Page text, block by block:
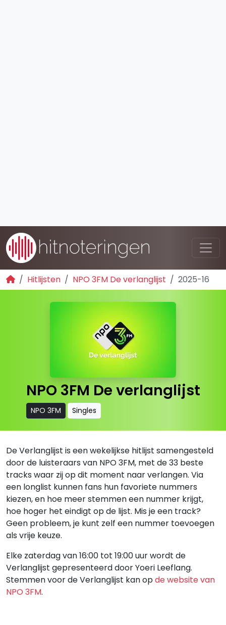
Hitlijsten NPO 3FM De verlanglijst 2025-16
NPO 3FM De verlanglijst
NPO 3FM Singles
De Verlanglijst is een wekelijkse hitlijst samengesteld
door de luisteraars van NPO 3FM, met de 33 beste
tracks waar zij op dit moment naar verlangen. Via
een longlist kunnen fans hun favoriete nummers
kiezen, en hoe meer stemmen een nummer krijgt,
hoe hoger het eindigt op de lijst. Mis je een track?
Geen probleem, je kunt zelf een nummer toevoegen
als vrije keuze.
Elke zaterdag van 16:00 tot 19:00 uur wordt de
Verlanglijst gepresenteerd door Yoeri Leeflang.
Stemmen voor de Verlanglijst kan opde website van
NPO 3FM.